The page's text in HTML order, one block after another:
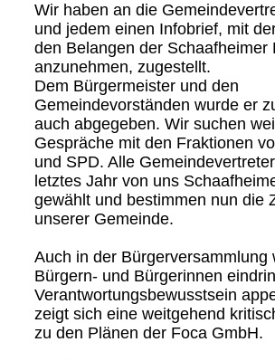
Wir haben an die
und jedem einen Infobrief, mit
den Belangen der Schaafheimer
anzunehmen, zugestellt.
Dem Bürgermeister und den
Gemeindevorständen wurde er
auch abgegeben. Wir suchen
Gespräche mit den Fraktionen
und SPD. Alle
letztes Jahr von uns
gewählt und bestimmen nun die
unserer Gemeinde.
Auch in der Bürgerversammlung
Bürgern- und Bürgerinnen
Verantwortungsbewusstsein
zeigt sich eine weitgehend
zu den Plänen der Foca GmbH.